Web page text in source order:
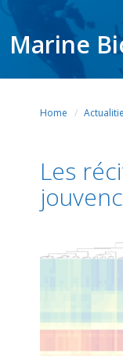
Marine
Home
Les